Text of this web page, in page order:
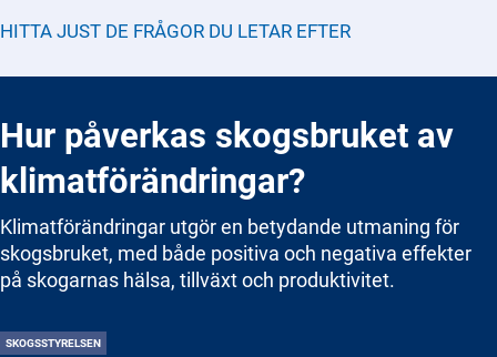
HITTA JUST DE FRÅGOR DU LETAR EFTER
Hur påverkas skogsbruket av
klimatförändringar?
Klimatförändringar utgör en betydande utmaning för
skogsbruket, med både positiva och negativa effekter
på skogarnas hälsa, tillväxt och produktivitet.
SKOGSSTYRELSEN